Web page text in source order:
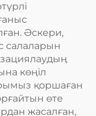
Әскери,
салаларын
көңіл
қоршаған
өте
жасалған,